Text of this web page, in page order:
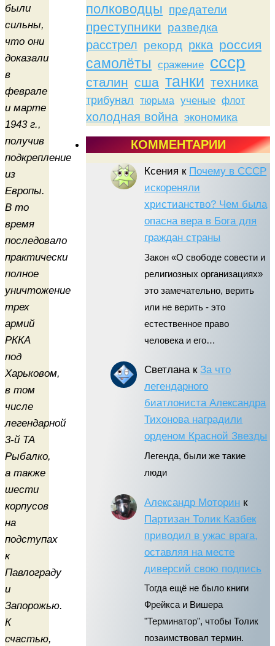
были
сильны,
что они
доказали
в
феврале
и марте
1943 г.,
получив
подкрепление
из
Европы.
В то
время
последовало
практически
полное
уничтожение
трех
армий
РККА
под
Харьковом,
в том
числе
легендарной
3-й ТА
Рыбалко,
а также
шести
корпусов
на
подступах
к
Павлограду
и
Запорожью.
К
счастью,
полководцы предатели
преступники разведка
расстрел рекорд ркка россия
самолёты сражение ссср
сталин сша танки техника
трибунал тюрьма ученые флот
холодная война экономика
КОММЕНТАРИИ
Ксения к Почему в СССР
искореняли
христианство? Чем была
опасна вера в Бога для
граждан страны
Закон «О свободе совести и
религиозных организациях»
это замечательно, верить
или не верить - это
естественное право
человека и его…
СветланакЗа что
легендарного
биатлониста Александра
Тихонова наградили
орденом Красной Звезды
Легенда, были же такие
люди
Александр Моторин к
Партизан Толик Казбек
приводил в ужас врага,
оставляя на месте
диверсий свою подпись
Тогда ещё не было книги
Фрейкса и Вишера
"Терминатор", чтобы Толик
позаимствовал термин.